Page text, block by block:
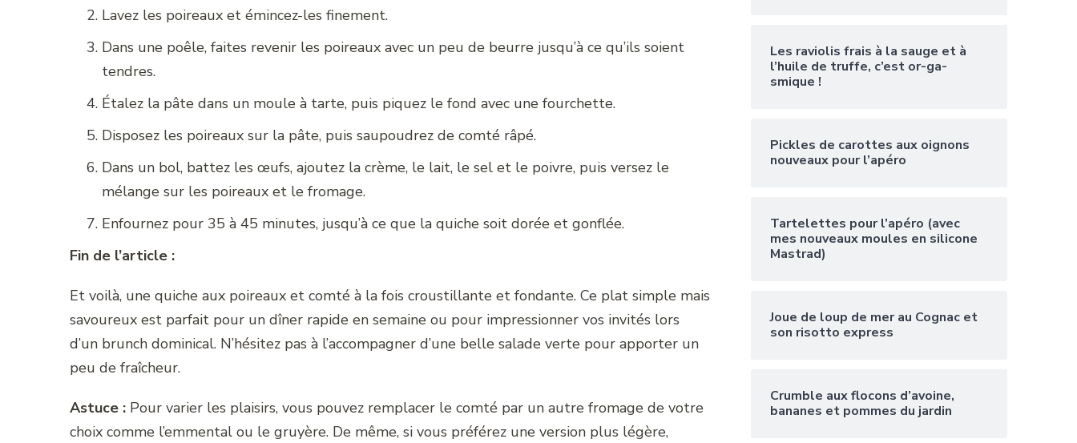
Lavez les poireaux et émincez-les finement.
Dans une poêle, faites revenir les poireaux avec un peu de beurre jusqu’à ce qu’ils soient
tendres.
Étalez la pâte dans un moule à tarte, puis piquez le fond avec une fourchette.
Disposez les poireaux sur la pâte, puis saupoudrez de comté râpé.
Dans un bol, battez les œufs, ajoutez la crème, le lait, le sel et le poivre, puis versez le
mélange sur les poireaux et le fromage.
Enfournez pour 35 à 45 minutes, jusqu’à ce que la quiche soit dorée et gonflée.
Fin de l’article :
Et voilà, une quiche aux poireaux et comté à la fois croustillante et fondante. Ce plat simple mais
savoureux est parfait pour un dîner rapide en semaine ou pour impressionner vos invités lors
d’un brunch dominical. N’hésitez pas à l’accompagner d’une belle salade verte pour apporter un
peu de fraîcheur.
Astuce : Pour varier les plaisirs, vous pouvez remplacer le comté par un autre fromage de votre
choix comme l’emmental ou le gruyère. De même, si vous préférez une version plus légère,
Les raviolis frais à la sauge et à
l’huile de truffe, c’est or-ga-
smique !
Pickles de carottes aux oignons
nouveaux pour l’apéro
Tartelettes pour l’apéro (avec
mes nouveaux moules en silicone
Mastrad)
Joue de loup de mer au Cognac et
son risotto express
Crumble aux flocons d’avoine,
bananes et pommes du jardin